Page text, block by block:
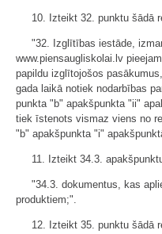
10. Izteikt 32. punktu šādā
"32. Izglītības iestāde,
www.piensaugliskolai.lv
papildu izglītojošos
gada laikā notiek nodarbības
punkta "b" apakšpunkta "ii"
tiek īstenots vismaz viens no
"b" apakšpunkta "i"
11. Izteikt 34.3.
"34.3. dokumentus, kas
produktiem;".
12. Izteikt 35. punktu šādā